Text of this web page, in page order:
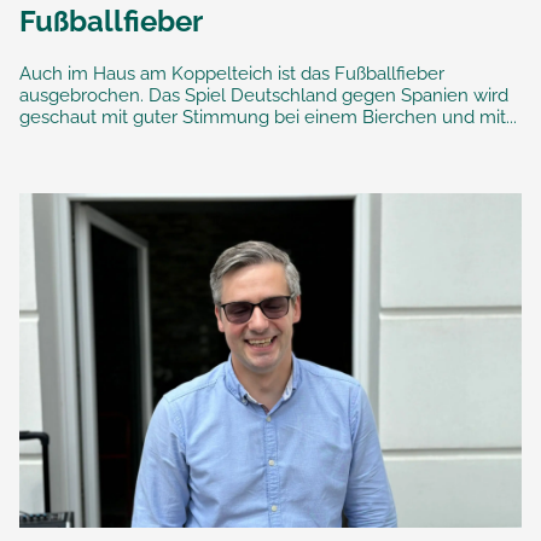
Fußballfieber
Auch im Haus am Koppelteich ist das Fußballfieber
ausgebrochen. Das Spiel Deutschland gegen Spanien wird
geschaut mit guter Stimmung bei einem Bierchen und mit...